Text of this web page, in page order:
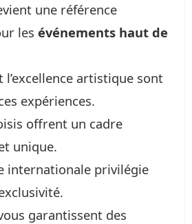
une référence
les événements haut de
l’excellence artistique sont
expériences.
offrent un cadre
unique.
internationale privilégie
garantissent des